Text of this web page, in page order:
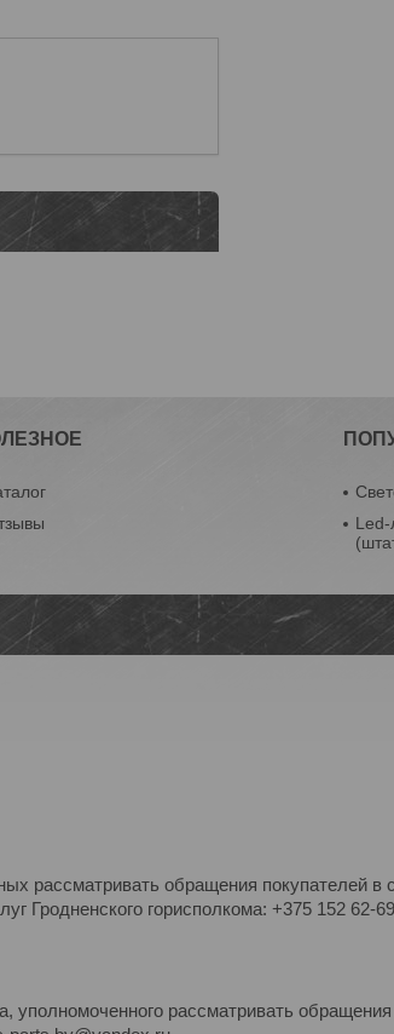
рассматривать обращения покупателей в
Гродненского горисполкома: +375 152 62-
рассматривать